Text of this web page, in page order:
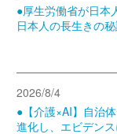
●厚生労働省が日本
日本人の長生きの
2026/8/4
●【介護×AI】自治
進化し、エビデン